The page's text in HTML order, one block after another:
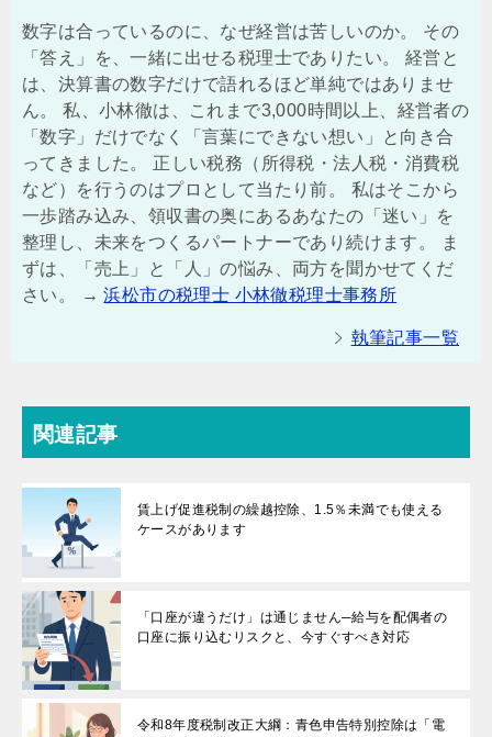
数字は合っているのに、なぜ経営は苦しいのか。 その
「答え」を、一緒に出せる税理士でありたい。 経営と
は、決算書の数字だけで語れるほど単純ではありませ
ん。 私、小林徹は、これまで3,000時間以上、経営者の
「数字」だけでなく「言葉にできない想い」と向き合
ってきました。 正しい税務（所得税・法人税・消費税
など）を行うのはプロとして当たり前。 私はそこから
一歩踏み込み、領収書の奥にあるあなたの「迷い」を
整理し、未来をつくるパートナーであり続けます。 ま
ずは、「売上」と「人」の悩み、両方を聞かせてくだ
さい。 →浜松市の税理士 小林徹税理士事務所
執筆記事一覧
関連記事
賃上げ促進税制の繰越控除、1.5％未満でも使える
ケースがあります
「口座が違うだけ」は通じません─給与を配偶者の
口座に振り込むリスクと、今すぐすべき対応
令和8年度税制改正大綱：青色申告特別控除は「電